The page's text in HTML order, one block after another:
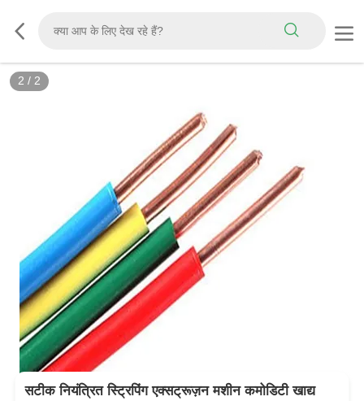
2 / 2
सटीक नियंत्रित स्ट्रिपिंग एक्सट्रूज़न मशीन कमोडिटी खाद्य